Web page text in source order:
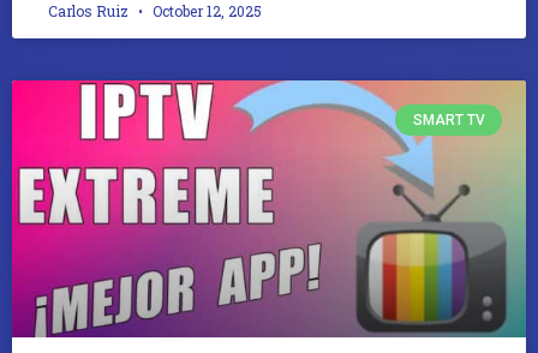
Carlos Ruiz October 12, 2025
SMART TV